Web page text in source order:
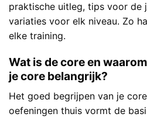
praktische uitleg, tips voor de
variaties voor elk niveau. Zo
elke training.
Wat is de core en
je core belangrijk?
Het goed begrijpen van je
oefeningen thuis vormt de